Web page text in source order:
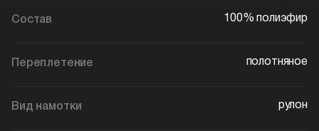
Состав 100% полиэфир
Переплетение полотняное
Вид намотки рулон